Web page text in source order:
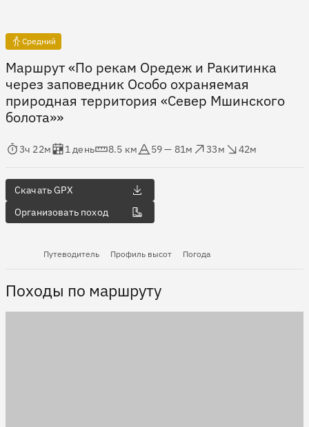
Средний
Маршрут «По рекам Оредеж и Ракитинка
через заповедник Особо охраняемая
природная территория «Север Мшинского
болота»»
в пути
3ч 22м
Оценка в днях
1 день
8.5 км
59 — 81м
33м
42м
Скачать GPX
Организовать поход
Путеводитель Профиль высот Погода
Походы по маршруту